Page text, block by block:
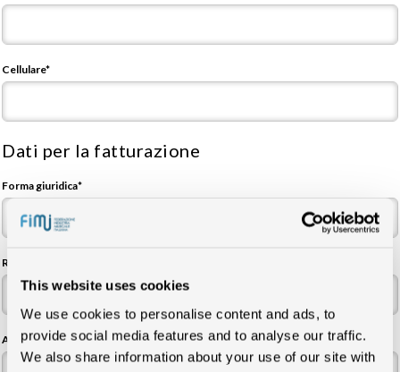
This website uses cookies
We use cookies to personalise content and ads, to
provide social media features and to analyse our traffic.
We also share information about your use of our site with
Cellulare*
Dati per la fatturazione
Forma giuridica*
Ragione Sociale / Cognome Nome*
Acronimo*